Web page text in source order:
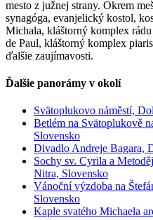
mesto z južnej strany. Okrem
synagóga, evanjelický kostol,
Michala, kláštorný komplex
de Paul, kláštorný komplex
ďalšie zaujímavosti.
Ďalšie panorámy v okolí
Svätoplukovo náměstí,
Betlém na Svätoplukově
Slovensko
Divadlo Andreje Bagara,
Sochy sv. Cyrila a
Nitra, Slovensko
Vánoční výzdoba na
Slovensko
Kaple svatého Michaela